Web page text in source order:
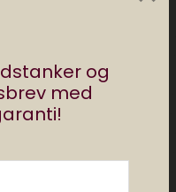
og
med
lide..